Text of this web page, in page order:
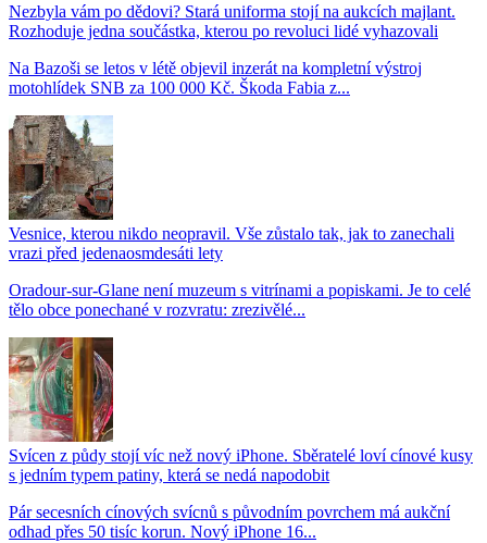
Nezbyla vám po dědovi? Stará uniforma stojí na aukcích majlant.
Rozhoduje jedna součástka, kterou po revoluci lidé vyhazovali
Na Bazoši se letos v létě objevil inzerát na kompletní výstroj
motohlídek SNB za 100 000 Kč. Škoda Fabia z...
Vesnice, kterou nikdo neopravil. Vše zůstalo tak, jak to zanechali
vrazi před jedenaosmdesáti lety
Oradour-sur-Glane není muzeum s vitrínami a popiskami. Je to celé
tělo obce ponechané v rozvratu: zrezivělé...
Svícen z půdy stojí víc než nový iPhone. Sběratelé loví cínové kusy
s jedním typem patiny, která se nedá napodobit
Pár secesních cínových svícnů s původním povrchem má aukční
odhad přes 50 tisíc korun. Nový iPhone 16...